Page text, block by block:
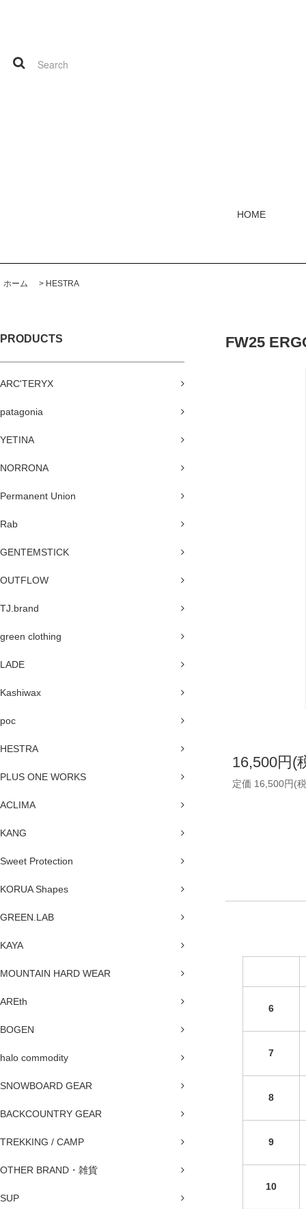
HOME
ホーム > HESTRA
PRODUCTS
ARC'TERYX
patagonia
YETINA
NORRONA
Permanent Union
Rab
GENTEMSTICK
OUTFLOW
TJ.brand
green clothing
LADE
Kashiwax
poc
HESTRA
PLUS ONE WORKS
ACLIMA
KANG
Sweet Protection
KORUA Shapes
GREEN.LAB
KAYA
MOUNTAIN HARD WEAR
AREth
BOGEN
halo commodity
SNOWBOARD GEAR
BACKCOUNTRY GEAR
TREKKING / CAMP
OTHER BRAND・雑貨
SUP
FW25
16,500円(
定価 16,500円(
6
7
8
9
10